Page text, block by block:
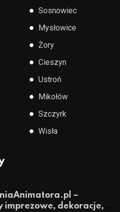
● Sosnowiec
● Mysłowice
● Żory
● Cieszyn
● Ustroń
● Mikołów
● Szczyrk
● Wisła
–
imprezowe, dekoracje,